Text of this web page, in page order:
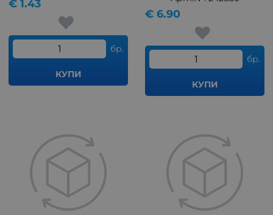
1.43
€
бр.
КУПИ
6.90
€
бр.
КУПИ